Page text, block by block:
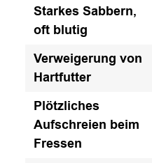
Starkes Sabbern,
oft blutig
Verweigerung von
Hartfutter
Plötzliches
Aufschreien beim
Fressen